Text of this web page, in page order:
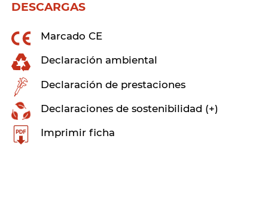
DESCARGAS
Marcado CE
Declaración ambiental
Declaración de prestaciones
Declaraciones de sostenibilidad (+)
Imprimir ficha